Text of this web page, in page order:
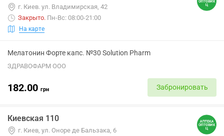
г. Киев. ул. Владимирская, 42
Закрыто. Пн-Вс: 08:00-21:00
На карте
Мелатонин Форте капс. №30 Solution Pharm
ЗДРАВОФАРМ ООО
182.00 грн Забронировать
Киевская 110
г. Киев, ул. Оноре де Бальзака, 6